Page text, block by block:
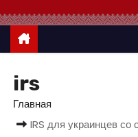
у
irs
Главная
IRS для украинцев